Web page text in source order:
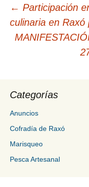
Navegación
de
entradas
← Participación
culinaria en
Categorías
Anuncios
Cofradía de Raxó
Marisqueo
Pesca Artesanal